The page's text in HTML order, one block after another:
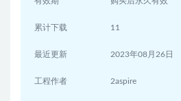
累计下载 11
最近更新 2023年08月26日
工程作者 2aspire